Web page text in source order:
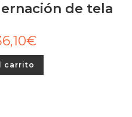
de tela
€
carrito